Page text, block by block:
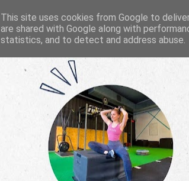
This site uses cookies from Google to
are shared with Google along with
statistics, and to detect and address abuse.